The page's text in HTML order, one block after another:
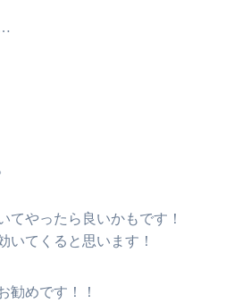
やったら良いかもです！
いてくると思います！
勧めです！！